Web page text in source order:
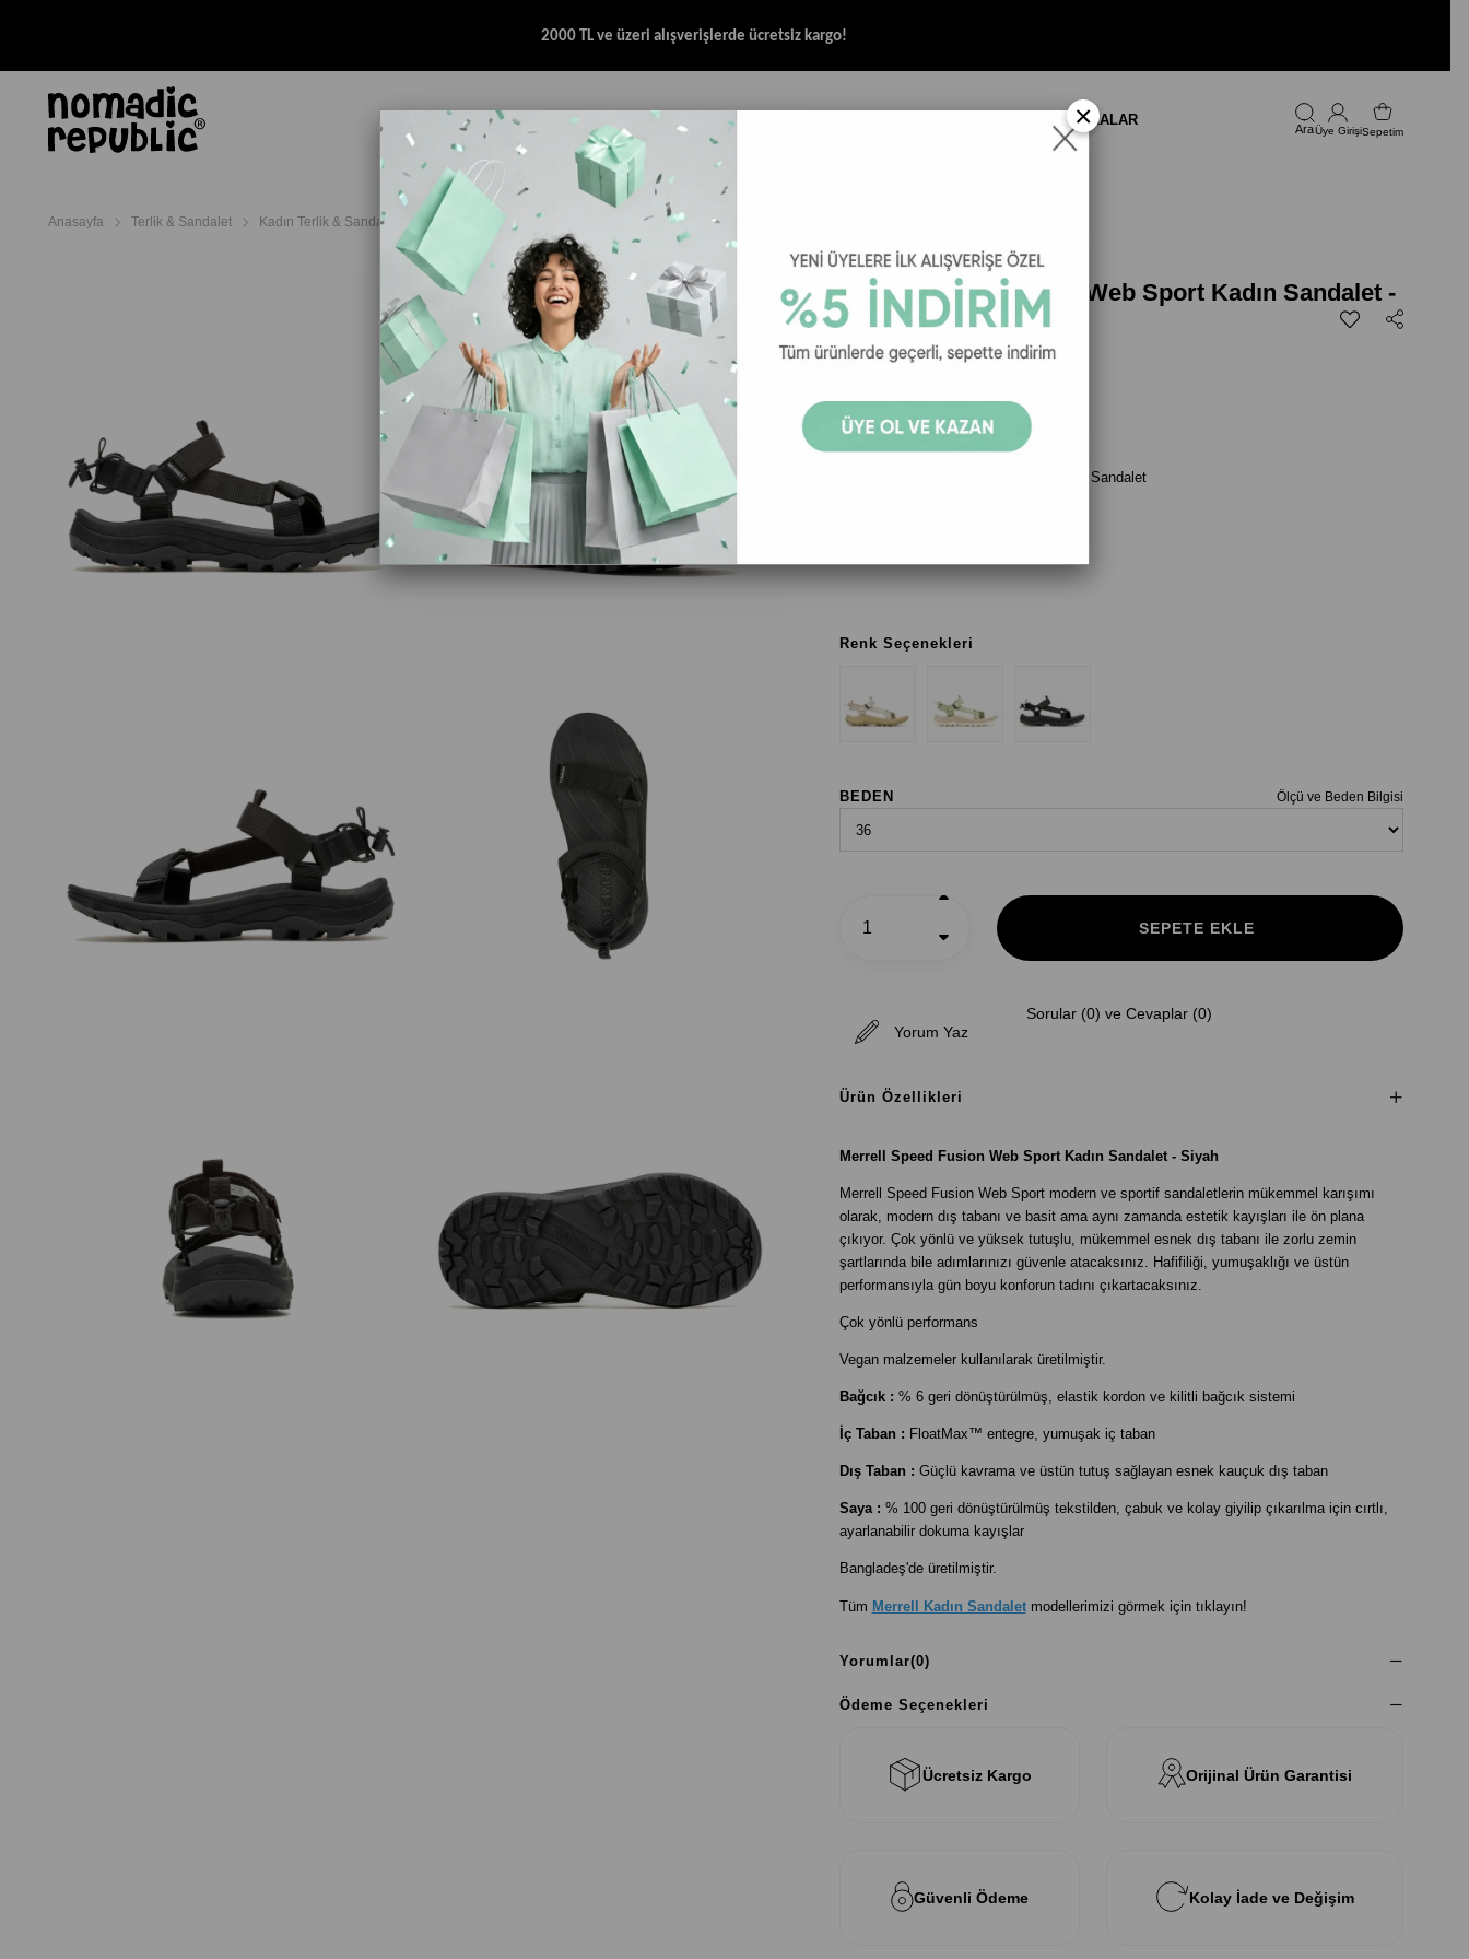
2000 TL ve üzeri alışverişlerde ücretsiz kargo!
AYAKKABI TERLİK & SANDALET AKSESUAR HALAT & İP SANDALET MARKALAR
Üye GirişiSepetim
Anasayfa Terlik & Sandalet Kadın Terlik & Sandalet Merrell Kadın Sandalet Merrell Speed Fusion Web Sport Kadın Sandalet - Siyah
Merrell Speed Fusion Web Sport Kadın Sandalet -
Siyah
Merrell Speed Fusion Web Sport Kadın Sandalet
Renk Seçenekleri
Ölçü ve Beden Bilgisi
BEDEN
Yorum Yaz
Sorular (0) ve Cevaplar (0)
Ürün Özellikleri
Merrell Speed Fusion Web Sport Kadın Sandalet - Siyah
Merrell Speed Fusion Web Sport modern ve sportif sandaletlerin mükemmel karışımı
olarak, modern dış tabanı ve basit ama aynı zamanda estetik kayışları ile ön plana
çıkıyor. Çok yönlü ve yüksek tutuşlu, mükemmel esnek dış tabanı ile zorlu zemin
şartlarında bile adımlarınızı güvenle atacaksınız. Hafifiliği, yumuşaklığı ve üstün
performansıyla gün boyu konforun tadını çıkartacaksınız.
Çok yönlü performans
Vegan malzemeler kullanılarak üretilmiştir.
Bağcık : % 6 geri dönüştürülmüş, elastik kordon ve kilitli bağcık sistemi
İç Taban : FloatMax™ entegre, yumuşak iç taban
Dış Taban : Güçlü kavrama ve üstün tutuş sağlayan esnek kauçuk dış taban
Saya : % 100 geri dönüştürülmüş tekstilden, çabuk ve kolay giyilip çıkarılma için cırtlı,
ayarlanabilir dokuma kayışlar
Bangladeş'de üretilmiştir.
Tüm Merrell Kadın Sandalet modellerimizi görmek için tıklayın!
Yorumlar(0)
Ödeme Seçenekleri
Ücretsiz Kargo Orijinal Ürün Garantisi
Güvenli Ödeme Kolay İade ve Değişim
×